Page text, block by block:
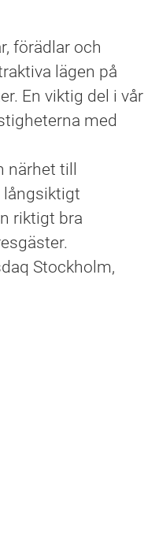
förädlar och
lägen på
En viktig del i vår
med
till
långsiktigt
riktigt bra
Stockholm,